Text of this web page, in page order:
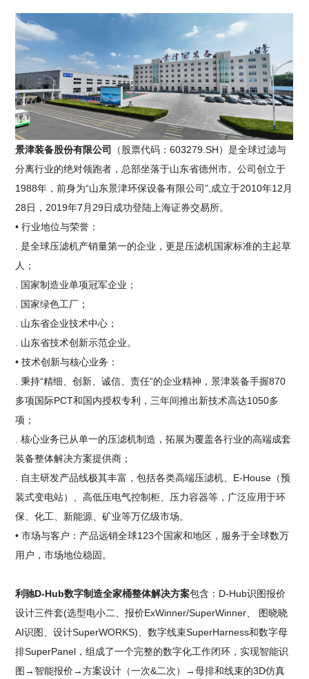
景津装备股份有限公司
（股票代码：603279.SH）是全球过滤与
分离行业的绝对领跑者，总部坐落于山东省德州市。公司创立于
1988年，前身为“山东景津环保设备有限公司”,成立于2010年12月
28日，2019年7月29日成功登陆上海证券交易所。
• 行业地位与荣誉：
. 是全球压滤机产销量第一的企业，更是压滤机国家标准的主起草
人；
. 国家制造业单项冠军企业；
. 国家绿色工厂；
. 山东省企业技术中心；
. 山东省技术创新示范企业。
• 技术创新与核心业务：
. 秉持“精细、创新、诚信、责任”的企业精神，景津装备手握870
多项国际PCT和国内授权专利，三年间推出新技术高达1050多
项；
. 核心业务已从单一的压滤机制造，拓展为覆盖各行业的高端成套
装备整体解决方案提供商；
. 自主研发产品线极其丰富，包括各类高端压滤机、E-House（预
装式变电站）、高低压电气控制柜、压力容器等，广泛应用于环
保、化工、新能源、矿业等万亿级市场。
• 市场与客户：产品远销全球123个国家和地区，服务于全球数万
用户，市场地位稳固。
利驰D-Hub数字制造全家桶整体解决方案包含：D-Hub识图报价
设计三件套(选型电小二、报价ExWinner/SuperWinner、 图晓晓
AI识图、设计SuperWORKS)、数字线束SuperHarness和数字母
排SuperPanel，组成了一个完整的数字化工作闭环，实现智能识
图→智能报价→方案设计（一次&二次）→母排和线束的3D仿真